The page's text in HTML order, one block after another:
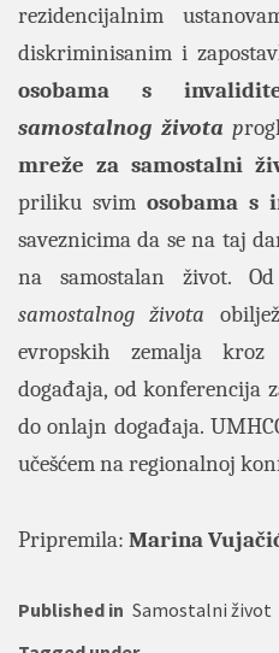
rezidencijalnim
diskriminisanim i
osobama s
samostalnog života p
mreže za samostalni
priliku svim osobama s
saveznicima da se na taj
na samostalan život.
samostalnog života
evropskih zemalja kroz
događaja, od konferencija
do onlajn događaja.
učešćem naregionalnoj
Pripremila: Marina
Published in Samostalni život